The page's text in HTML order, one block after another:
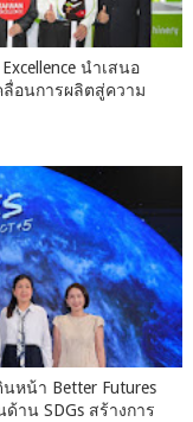
นำเสนอ
อนการผลิตสู่ความ
หน้า Better Futures
าน SDGs สร้างการ